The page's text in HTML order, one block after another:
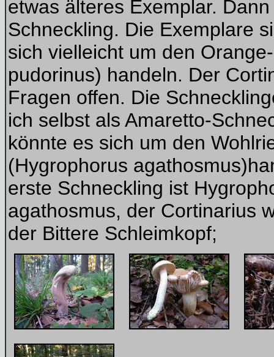
etwas älteres Exemplar.
Schneckling. Die Exemplare
sich vielleicht um den
pudorinus) handeln. Der
Fragen offen. Die
ich selbst als Amaretto-
könnte es sich um den
(Hygrophorus
erste Schneckling ist
agathosmus, der Cortinarius
der Bittere Schleimkopf;